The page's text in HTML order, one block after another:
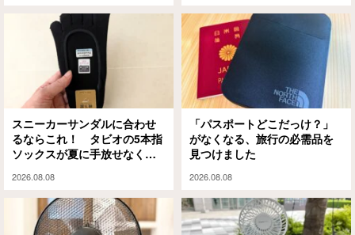
スニーカーサンダルに合わせ
るならこれ！ タビオの5本指
ソックスが夏に手放せなくな
2026.08.08
「パスポートどこだっけ？」
がなくなる、旅行の必需品を
見つけました
2026.08.08